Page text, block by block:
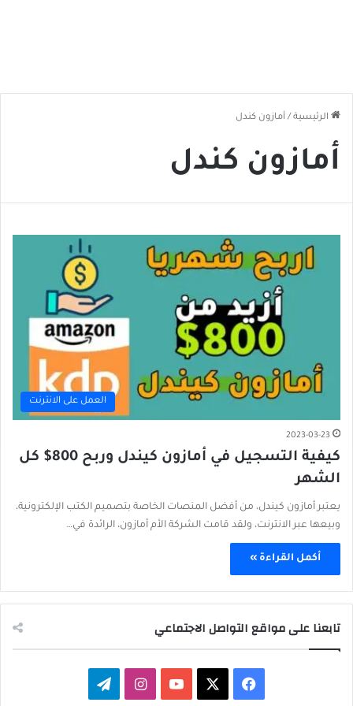
الرئيسية / أمازون كندل
أمازون كندل
العمل على الانترنت
2023-03-23
كيفية التسجيل في أمازون كيندل وربح 800$ كل
الشهر
يعتبر أمازون كيندل، من أفضل المنصات الخاصة بتصميم الكتب الإلكترونية،
وبيعها عبر الانترنت، ولقد قامت الشركة الأم أمازون، الرائدة في…
أكمل القراءة »
تابعنا على مواقع التواصل الاجتماعي
فيسبوك ‫YouTubeانستقرامتيلقرام